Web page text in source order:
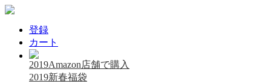
登録
カート
2019Amazon店舗で購入
2019新春福袋